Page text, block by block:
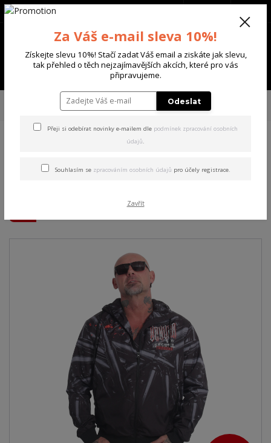
Menu
+420 702 136 620
BUNDY
Yakuza pánská větrovka Sword Windbreaker
Sword Windbreaker black
Za Váš e-mail sleva 10%!
Získejte slevu 10%! Stačí zadat Váš email a ziskáte jak slevu,
tak přehled o těch nejzajímavějších akcích, které pro vás
připravujeme.
Odeslat
Přeji si odebírat novinky e-mailem dle podmínek zpracování osobních
údajů.
Souhlasím se zpracováním osobních údajů pro účely registrace.
Zavřít